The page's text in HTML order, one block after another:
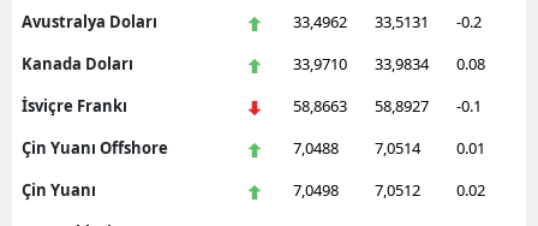
Avustralya Doları
33,4962 33,5131
-0.2
Kanada Doları
33,9710 33,9834
0.08
İsviçre Frankı
58,8663 58,8927
-0.1
Çin Yuanı Offshore
7,0488 7,0514
0.01
Çin Yuanı
7,0498 7,0512
0.02